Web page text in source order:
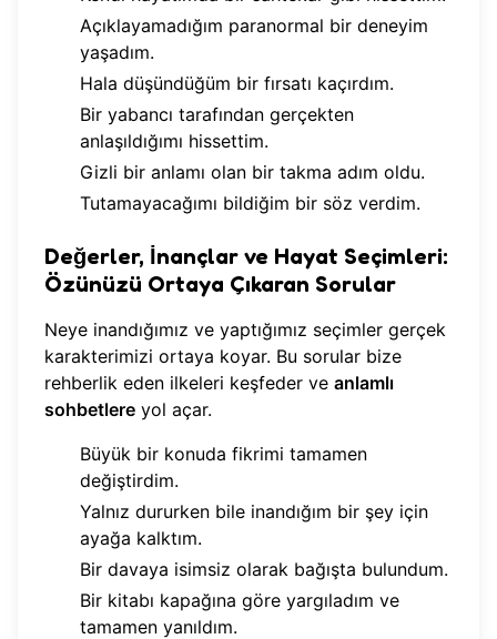
Açıklayamadığım paranormal bir deneyim
yaşadım.
Hala düşündüğüm bir fırsatı kaçırdım.
Bir yabancı tarafından gerçekten
anlaşıldığımı hissettim.
Gizli bir anlamı olan bir takma adım oldu.
Tutamayacağımı bildiğim bir söz verdim.
Değerler, İnançlar ve Hayat Seçimleri:
Özünüzü Ortaya Çıkaran Sorular
Neye inandığımız ve yaptığımız seçimler gerçek
karakterimizi ortaya koyar. Bu sorular bize
rehberlik eden ilkeleri keşfeder ve anlamlı
sohbetlere yol açar.
Büyük bir konuda fikrimi tamamen
değiştirdim.
Yalnız dururken bile inandığım bir şey için
ayağa kalktım.
Bir davaya isimsiz olarak bağışta bulundum.
Bir kitabı kapağına göre yargıladım ve
tamamen yanıldım.